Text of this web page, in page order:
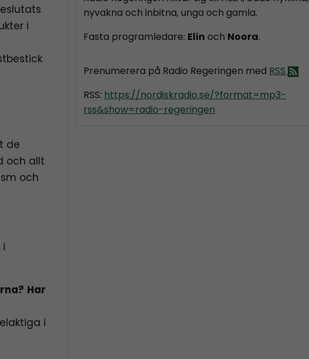
i
de
och allt
och
Har
i
nyvakna och inbitna, unga och gamla.
Fasta programledare: Elin och Noora.
Prenumerera på Radio Regeringen med RSS
RSS: https://nordiskradio.se/?format=mp3-
rss&show=radio-regeringen